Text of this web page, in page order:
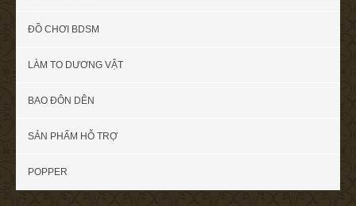
ĐỒ CHƠI BDSM
LÀM TO DƯƠNG VẬT
BAO ĐÔN DÊN
SẢN PHẨM HỖ TRỢ
POPPER